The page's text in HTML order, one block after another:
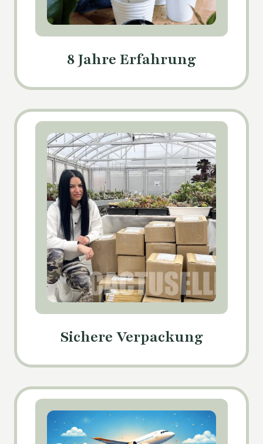
8 Jahre Erfahrung
Sichere Verpackung